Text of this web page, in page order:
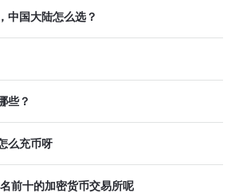
中国大陆怎么选？
些？
么充币呀
前十的加密货币交易所呢